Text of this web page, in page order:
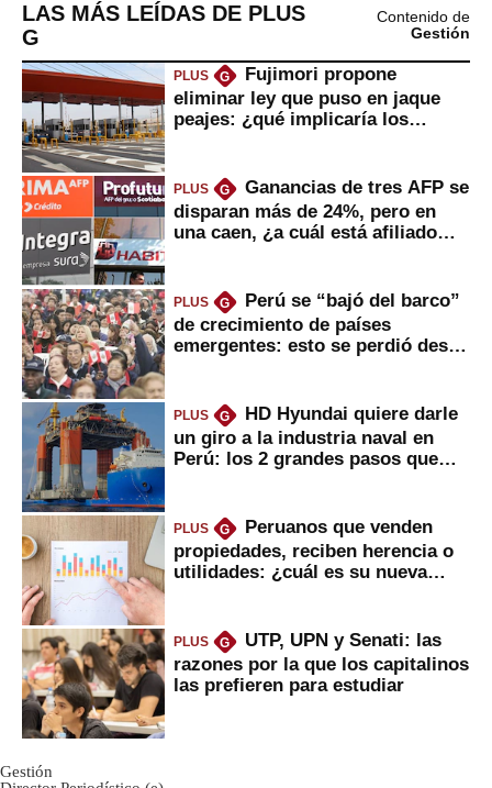
LAS MÁS LEÍDAS DE PLUS
G
Contenido de
Gestión
PLUS G
Fujimori propone
eliminar ley que puso en jaque
peajes: ¿qué implicaría los
PLUS G
Ganancias de tres AFP se
disparan más de 24%, pero en
una caen, ¿a cuál está afiliado
PLUS G
Perú se “bajó del barco”
de crecimiento de países
emergentes: esto se perdió desde
PLUS G
HD Hyundai quiere darle
un giro a la industria naval en
Perú: los 2 grandes pasos que
PLUS G
Peruanos que venden
propiedades, reciben herencia o
utilidades: ¿cuál es su nueva
PLUS G
UTP, UPN y Senati: las
razones por la que los capitalinos
las prefieren para estudiar
Gestión